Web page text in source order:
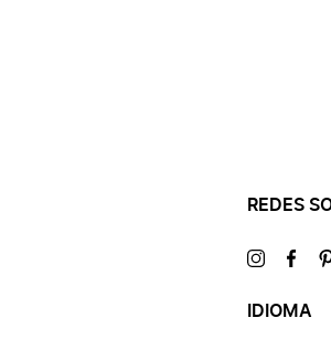
REDES
Visítanos
IDIOMA